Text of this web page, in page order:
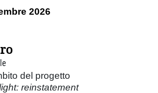
2026
del progetto
reinstatement